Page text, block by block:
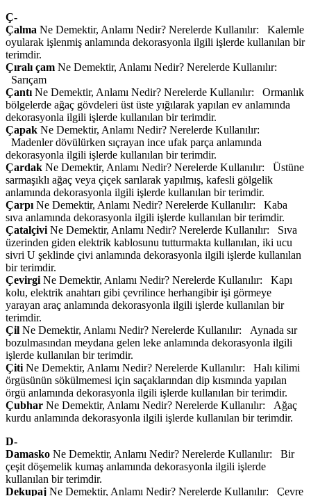
Ç-
Çalma Ne Demektir, Anlamı Nedir? Nerelerde Kullanılır: Kalemle
oyularak işlenmiş anlamında dekorasyonla ilgili işlerde kullanılan bir
terimdir.
Çıralı çam Ne Demektir, Anlamı Nedir? Nerelerde Kullanılır:
Sarıçam
Çantı Ne Demektir, Anlamı Nedir? Nerelerde Kullanılır: Ormanlık
bölgelerde ağaç gövdeleri üst üste yığılarak yapılan ev anlamında
dekorasyonla ilgili işlerde kullanılan bir terimdir.
Çapak Ne Demektir, Anlamı Nedir? Nerelerde Kullanılır:
Madenler dövülürken sıçrayan ince ufak parça anlamında
dekorasyonla ilgili işlerde kullanılan bir terimdir.
Çardak Ne Demektir, Anlamı Nedir? Nerelerde Kullanılır: Üstüne
sarmaşıklı ağaç veya çiçek sarılarak yapılmış, kafesli gölgelik
anlamında dekorasyonla ilgili işlerde kullanılan bir terimdir.
Çarpı Ne Demektir, Anlamı Nedir? Nerelerde Kullanılır: Kaba
sıva anlamında dekorasyonla ilgili işlerde kullanılan bir terimdir.
Çatalçivi Ne Demektir, Anlamı Nedir? Nerelerde Kullanılır: Sıva
üzerinden giden elektrik kablosunu tutturmakta kullanılan, iki ucu
sivri U şeklinde çivi anlamında dekorasyonla ilgili işlerde kullanılan
bir terimdir.
Çevirgi Ne Demektir, Anlamı Nedir? Nerelerde Kullanılır: Kapı
kolu, elektrik anahtarı gibi çevrilince herhangibir işi görmeye
yarayan araç anlamında dekorasyonla ilgili işlerde kullanılan bir
terimdir.
Çil Ne Demektir, Anlamı Nedir? Nerelerde Kullanılır: Aynada sır
bozulmasından meydana gelen leke anlamında dekorasyonla ilgili
işlerde kullanılan bir terimdir.
Çiti Ne Demektir, Anlamı Nedir? Nerelerde Kullanılır: Halı kilimi
örgüsünün sökülmemesi için saçaklarından dip kısmında yapılan
örgü anlamında dekorasyonla ilgili işlerde kullanılan bir terimdir.
Çubhar Ne Demektir, Anlamı Nedir? Nerelerde Kullanılır: Ağaç
kurdu anlamında dekorasyonla ilgili işlerde kullanılan bir terimdir.
D-
Damasko Ne Demektir, Anlamı Nedir? Nerelerde Kullanılır: Bir
çeşit döşemelik kumaş anlamında dekorasyonla ilgili işlerde
kullanılan bir terimdir.
Dekupaj Ne Demektir, Anlamı Nedir? Nerelerde Kullanılır: Çevre